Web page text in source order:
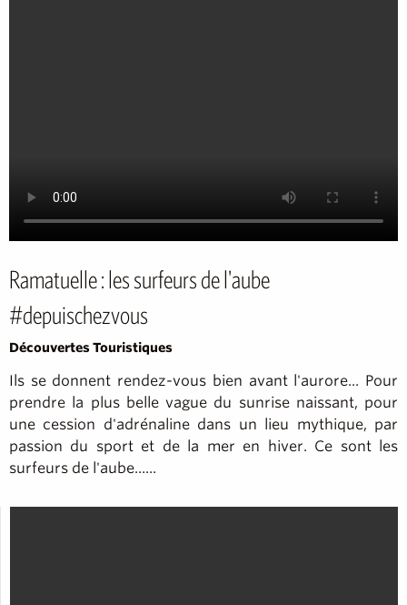
Ramatuelle : les surfeurs de l'aube
#depuischezvous
Découvertes Touristiques
Ils se donnent rendez-vous bien avant l'aurore... Pour
prendre la plus belle vague du sunrise naissant, pour
une cession d'adrénaline dans un lieu mythique, par
passion du sport et de la mer en hiver. Ce sont les
surfeurs de l'aube......